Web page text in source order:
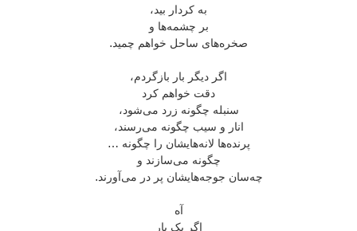
به کردار بید،
بر چشمه‌ها و
صخره‌های ساحل خواهم چمید.
اگر دیگر بار بازگردم،
دقت خواهم کرد
سنبله چگونه زرد می‌شود،
انار و سیب چگونه می‌رسند،
پرنده‌ها لانه‌هایشان را چگونه …
چگونه می‌سازند و
چه‌سان جوجه‌هایشان پر در می‌آورند.
آه
اگر یک بار